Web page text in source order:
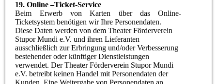
19. Online –Ticket-Service
Beim Erwerb von Karten über das Online-
Ticketsystem benötigen wir Ihre Personendaten.
Diese Daten werden von dem Theater Förderverein
Stupor Mundi e.V. und ihren Lieferanten
ausschließlich zur Erbringung und/oder Verbesserung
bestehender oder künftiger Dienstleistungen
verwendet. Der Theater Förderverein Stupor Mundi
e.V. betreibt keinen Handel mit Personendaten der